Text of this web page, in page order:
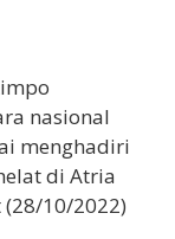
nasional
menghadiri
di Atria
(28/10/2022)